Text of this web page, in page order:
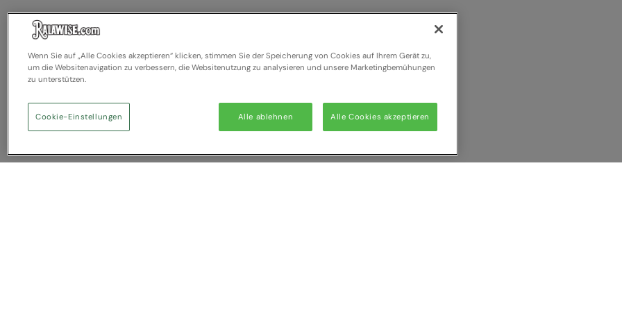
Wenn Sie auf „Alle Cookies akzeptieren“ klicken, stimmen Sie der Speicherung von Cookies auf Ihrem Gerät zu,
um die Websitenavigation zu verbessern, die Websitenutzung zu analysieren und unsere Marketingbemühungen
zu unterstützen.
Alle ablehnen Alle Cookies akzeptieren
Cookie-Einstellungen